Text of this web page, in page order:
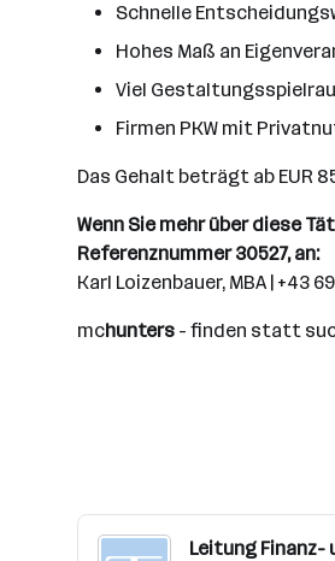
Schnelle
Hohes Maß an
Viel
Firmen PKW mit
Das Gehalt beträgt ab EUR
Wenn Sie mehr über diese
Referenznummer 30527, an:
Karl Loizenbauer, MBA | +43
mchunters - finden statt
Leitung